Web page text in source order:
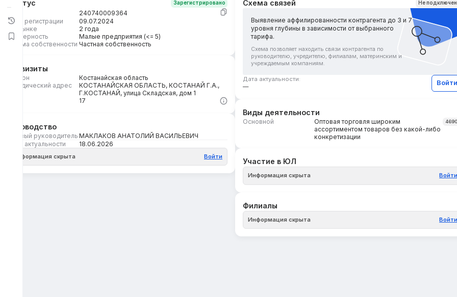
Статус Зарегистрировано
240740009364
Дата регистрации
09.07.2024
На рынке
2 года
Размерность
Малые предприятия (<= 5)
Форма собственности Частная собственность
Реквизиты
Регион
Костанайская область
Юридический адрес
КОСТАНАЙСКАЯ ОБЛАСТЬ, КОСТАНАЙ Г.А.,
Г.КОСТАНАЙ, улица Складская, дом 1
17
Руководство
Первый руководитель МАКЛАКОВ АНАТОЛИЙ ВАСИЛЬЕВИЧ
Дата актуальности
18.06.2026
Информация скрыта Войти
Схема связей Не
Выявление аффилированности контрагента до 3 и 7
уровня глубины в зависимости от выбранного
тарифа.
Схема позволяет находить связи контрагента по
руководителю, учредителю, филиалам, материнским и
учреждаемым компаниям.
Дата актуальности:
—
Войти
Виды деятельности
Основной
Оптовая торговля широким
ассортиментом товаров без какой-либо
конкретизации
Участие в ЮЛ
Информация скрыта Войти
Филиалы
Информация скрыта Войти